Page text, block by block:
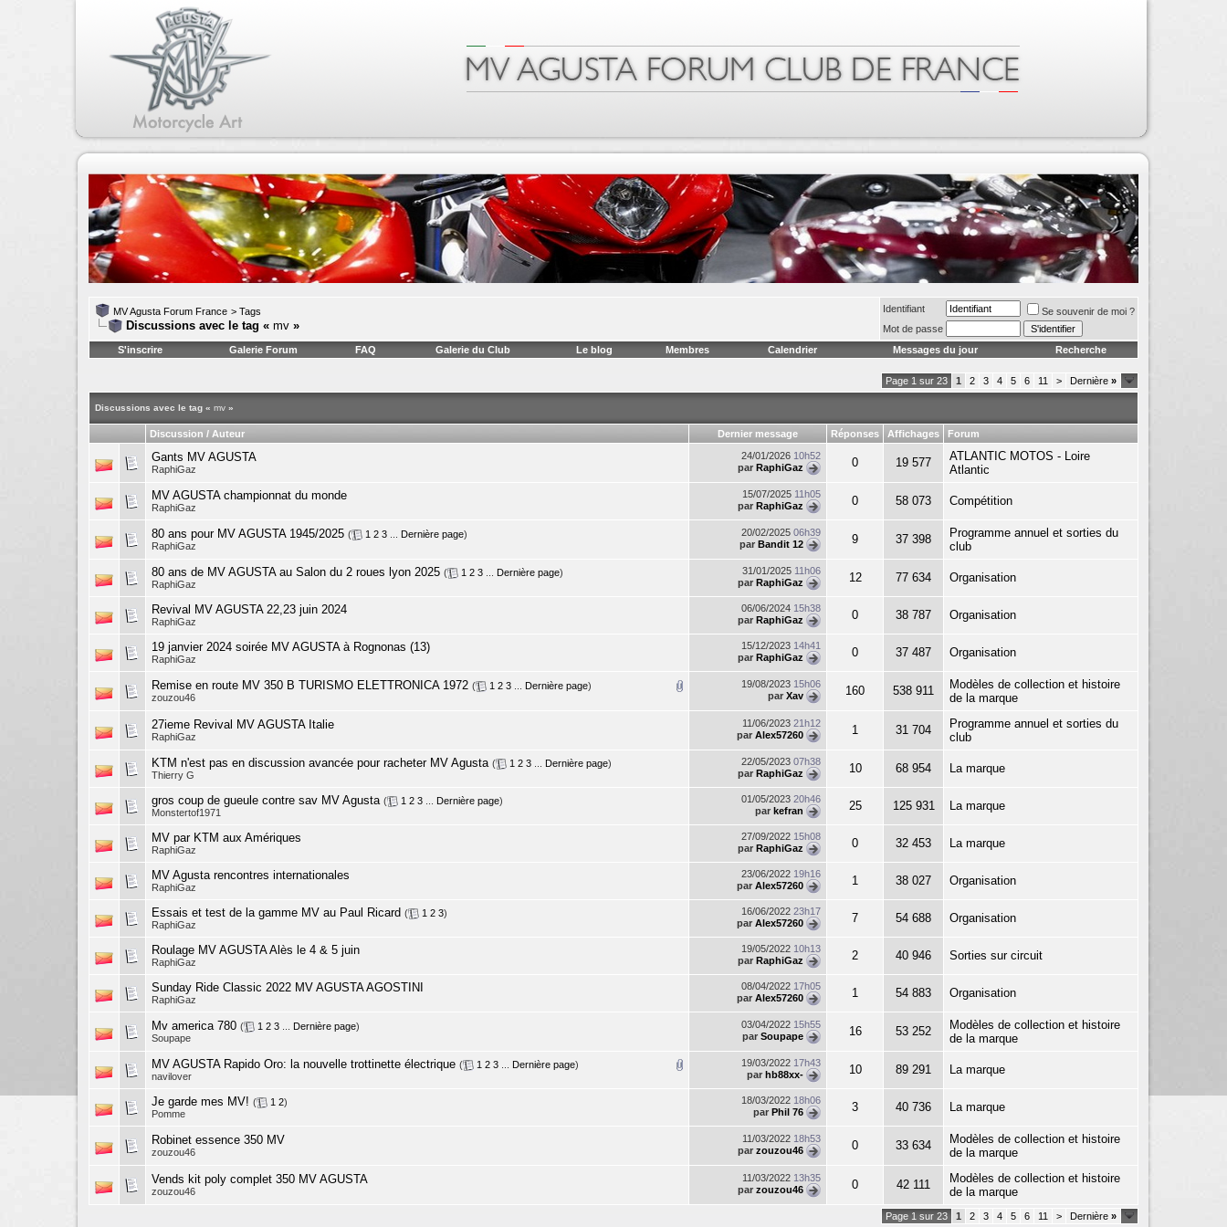
MV Agusta Forum France > Tags
Discussions avec le tag « mv »
Identifiant
Se souvenir de moi ?
Mot de passe
S'inscrire
Galerie Forum FAQ Galerie du Club Le blog Membres Calendrier Messages du jour Recherche
Page 1 sur 23 1 2 3 4 5 6 11 > Dernière »
Discussions avec le tag « mv »
Discussion / Auteur Dernier message Réponses Affichages Forum
Gants MV AGUSTA
RaphiGaz
24/01/2026 10h52
par RaphiGaz 0 19 577
ATLANTIC MOTOS - Loire
Atlantic
MV AGUSTA championnat du monde
RaphiGaz
15/07/2025 11h05
par RaphiGaz 0 58 073 Compétition
80 ans pour MV AGUSTA 1945/2025 ( 1 2 3 Dernière page)
RaphiGaz
20/02/2025 06h39
par Bandit 12 9 37 398
Programme annuel et sorties du
club
80 ans de MV AGUSTA au Salon du 2 roues lyon 2025 ( 1 2 3 Dernière page)
RaphiGaz
31/01/2025 11h06
par RaphiGaz 12 77 634 Organisation
Revival MV AGUSTA 22,23 juin 2024
RaphiGaz
06/06/2024 15h38
par RaphiGaz 0 38 787 Organisation
19 janvier 2024 soirée MV AGUSTA à Rognonas (13)
RaphiGaz
15/12/2023 14h41
par RaphiGaz 0 37 487 Organisation
Remise en route MV 350 B TURISMO ELETTRONICA 1972 ( 1 2 3 Dernière page)
zouzou46
19/08/2023 15h06
par Xav 160 538 911
Modèles de collection et histoire
de la marque
27ieme Revival MV AGUSTA Italie
RaphiGaz
11/06/2023 21h12
par Alex57260 1 31 704
Programme annuel et sorties du
club
KTM n'est pas en discussion avancée pour racheter MV Agusta ( 1 2 3 Dernière page)
Thierry G
22/05/2023 07h38
par RaphiGaz 10 68 954 La marque
gros coup de gueule contre sav MV Agusta ( 1 2 3 Dernière page)
Monstertof1971
01/05/2023 20h46
par kefran 25 125 931 La marque
MV par KTM aux Amériques
RaphiGaz
27/09/2022 15h08
par RaphiGaz 0 32 453 La marque
MV Agusta rencontres internationales
RaphiGaz
23/06/2022 19h16
par Alex57260 1 38 027 Organisation
Essais et test de la gamme MV au Paul Ricard ( 1 2 3)
RaphiGaz
16/06/2022 23h17
par Alex57260 7 54 688 Organisation
Roulage MV AGUSTA Alès le 4 & 5 juin
RaphiGaz
19/05/2022 10h13
par RaphiGaz 2 40 946 Sorties sur circuit
Sunday Ride Classic 2022 MV AGUSTA AGOSTINI
RaphiGaz
08/04/2022 17h05
par Alex57260 1 54 883 Organisation
Mv america 780 ( 1 2 3 Dernière page)
Soupape
03/04/2022 15h55
par Soupape 16 53 252
Modèles de collection et histoire
de la marque
MV AGUSTA Rapido Oro: la nouvelle trottinette électrique ( 1 2 3 Dernière page)
navilover
19/03/2022 17h43
par hb88xx- 10 89 291 La marque
Je garde mes MV! ( 1 2)
Pomme
18/03/2022 18h06
par Phil 76 3 40 736 La marque
Robinet essence 350 MV
zouzou46
11/03/2022 18h53
par zouzou46 0 33 634
Modèles de collection et histoire
de la marque
Vends kit poly complet 350 MV AGUSTA
zouzou46
11/03/2022 13h35
par zouzou46 0 42 111
Modèles de collection et histoire
de la marque
Page 1 sur 23 1 2 3 4 5 6 11 > Dernière »